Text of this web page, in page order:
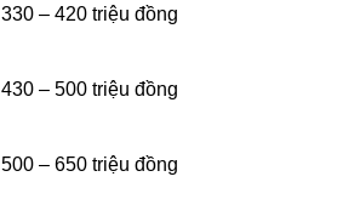
330 – 420 triệu đồng
430 – 500 triệu đồng
500 – 650 triệu đồng